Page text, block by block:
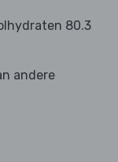
80.3
andere